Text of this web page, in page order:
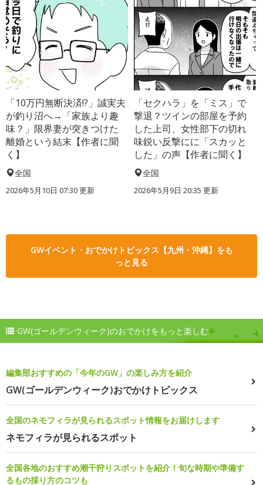
「10万円無断決済!?」誠実夫
が釣り沼へ→「家族より趣
味？」限界妻が突きつけた
離婚という結末【作者に聞
く】
全国
2026年5月10日 07:30 更新
「セクハラ」を「ミス」で
撃退？ツインの部屋を予約
した上司、女性部下の切れ
味鋭い反撃にに「スカッと
した」の声【作者に聞く】
全国
2026年5月9日 20:35 更新
GWイベント・おでかけトピックス【九州・沖縄】をも
っと見る
GW(ゴールデンウィーク)のおでかけをもっと楽しむ
編集部おすすめの「今年のGW」の楽しみ方を紹介
GW(ゴールデンウィーク)おでかけトピックス
全国のネモフィラが見られるスポット情報をお届けします
ネモフィラが見られるスポット
全国各地のおすすめ潮干狩りスポットを紹介！旬な時期や準備す
るもの採り方のコツも